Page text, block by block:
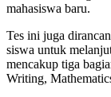
mahasiswa baru.
Tes ini juga
siswa untuk
mencakup tiga
Writing,